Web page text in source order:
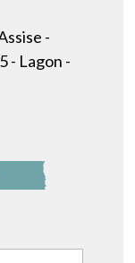
-
- Lagon -